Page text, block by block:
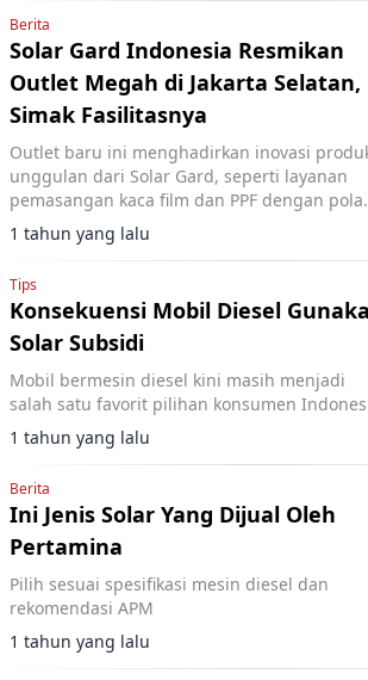
Berita
Solar Gard Indonesia Resmikan
Outlet Megah di Jakarta Selatan,
Simak Fasilitasnya
Outlet baru ini menghadirkan inovasi
unggulan dari Solar Gard, seperti layanan
pemasangan kaca film dan PPF dengan pola
yang telah disesuaikan untuk berbagai jenis
mobil.
1 tahun yang lalu
Tips
Konsekuensi Mobil Diesel
Solar Subsidi
Mobil bermesin diesel kini masih menjadi
salah satu favorit pilihan konsumen
1 tahun yang lalu
Berita
Ini Jenis Solar Yang Dijual Oleh
Pertamina
Pilih sesuai spesifikasi mesin diesel dan
rekomendasi APM
1 tahun yang lalu